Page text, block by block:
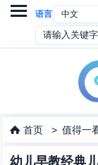
语言

 首页 >值得一